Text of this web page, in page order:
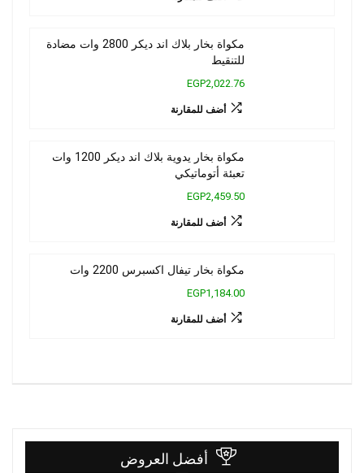
مكواة بخار بلاك اند ديكر 2800 وات مضادة
للتنقيط
EGP2,022.76
أضف للمقارنة
مكواة بخار يدوية بلاك اند ديكر 1200 وات
تعبئة أتوماتيكي
EGP2,459.50
أضف للمقارنة
مكواة بخار تيفال اكسبرس 2200 وات
EGP1,184.00
أضف للمقارنة
أفضل العروض